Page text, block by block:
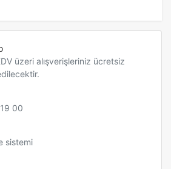
üzeri alışverişleriniz ücretsiz
00
sistemi